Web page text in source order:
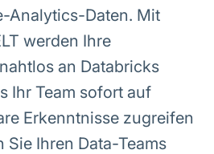
Analytics-Daten. Mit
werden Ihre
an Databricks
Ihr Team sofort auf
Erkenntnisse zugreifen
Sie Ihren Data-Teams